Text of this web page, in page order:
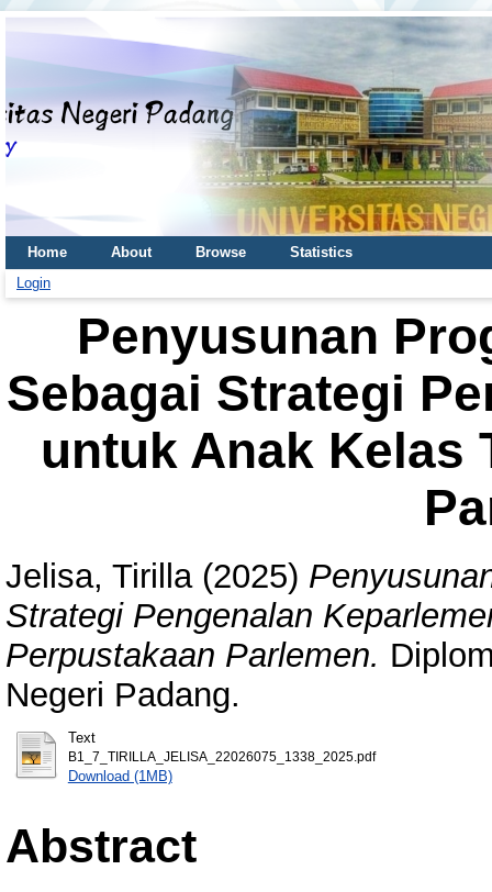
Home About Browse
Statistics
Login
Penyusunan
Sebagai Strategi
untuk Anak Kelas
Jelisa, Tirilla(2025)
Strategi Pengenalan
Perpustakaan Parlemen.
Negeri Padang.
Text
B1_7_TIRILLA_JELISA_22026075_1338_2025.pdf
Download (1MB)
Abstract